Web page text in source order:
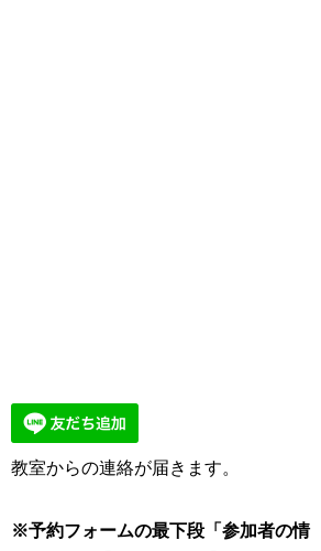
教室からの連絡が届きます。
※予約フォームの最下段「参加者の情